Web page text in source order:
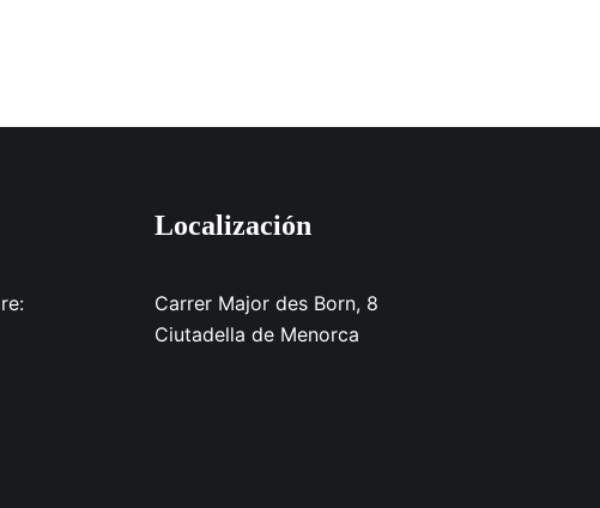
Localización
Carrer Major des Born, 8
Ciutadella de Menorca